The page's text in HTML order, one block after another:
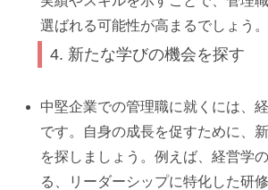
選ばれる可能性が高まるでしょう。
4. 新たな学びの機会を探す
中堅企業での管理職に就くには、
です。自身の成長を促すために、
を探しましょう。例えば、経営学
る、リーダーシップに特化した研